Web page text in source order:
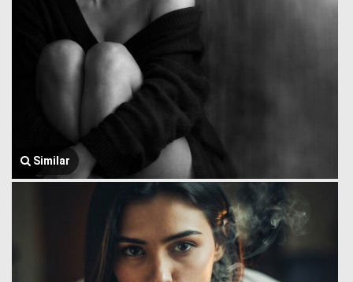
Similar